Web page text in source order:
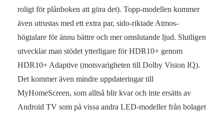
roligt för plånboken att göra det). Topp-modellen kommer
även utrustas med ett extra par, sido-riktade Atmos-
högtalare för ännu bättre och mer omslutande ljud. Slutligen
utvecklar man stödet ytterligare för HDR10+ genom
HDR10+ Adaptive (motsvarigheten till Dolby Vision IQ).
Det kommer även mindre uppdateringar till
MyHomeScreen, som alltså blir kvar och inte ersätts av
Android TV som på vissa andra LED-modeller från bolaget